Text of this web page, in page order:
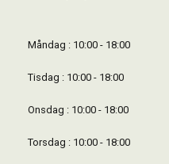
Måndag : 10:00 - 18:00
Tisdag : 10:00 - 18:00
Onsdag : 10:00 - 18:00
Torsdag : 10:00 - 18:00